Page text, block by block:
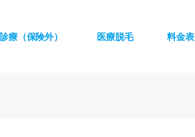
療（保険外） 医療脱毛 料金表